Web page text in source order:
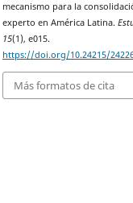
mecanismo para la
experto en América Latina.
15(1), e015.
https://doi.org/10.24215/
Más formatos de cita